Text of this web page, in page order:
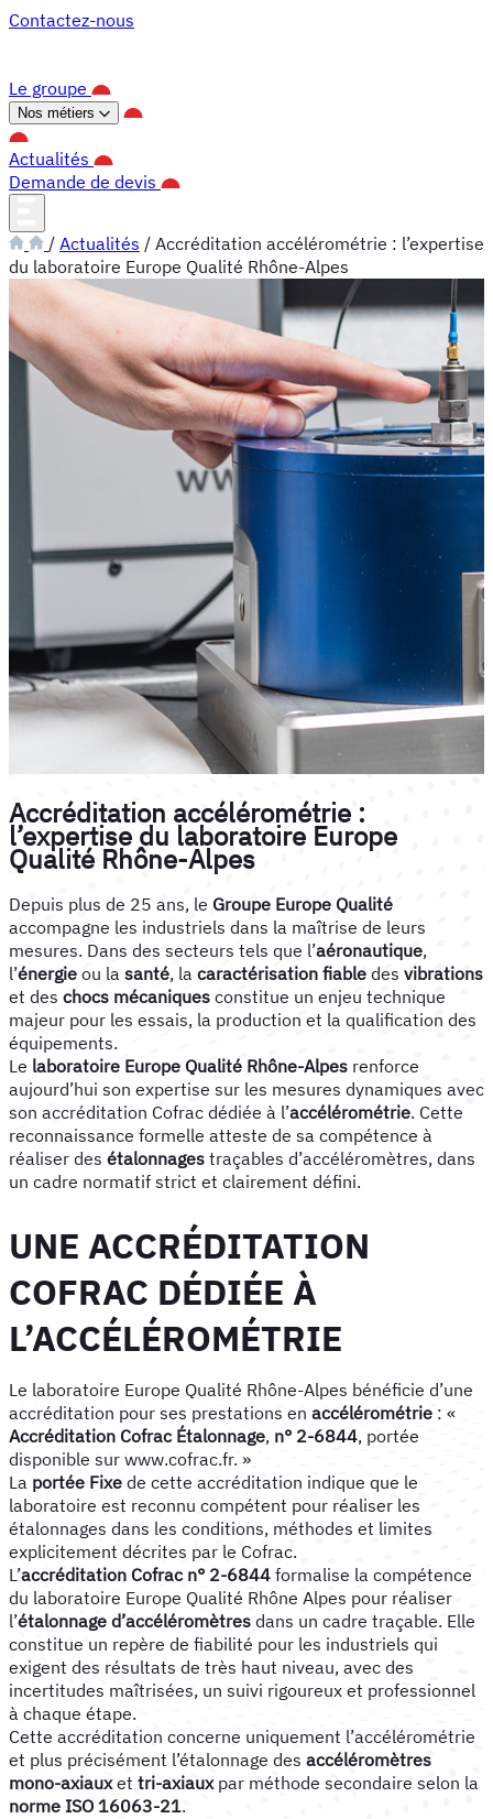
Contactez-nous
Le groupe
Nos métiers
Actualités
Demande de devis
/ Actualités / Accréditation accélérométrie : l’expertise
du laboratoire Europe Qualité Rhône-Alpes
Accréditation accélérométrie :
l’expertise du laboratoire Europe
Qualité Rhône-Alpes
Depuis plus de 25 ans, le Groupe Europe Qualité
accompagne les industriels dans la maîtrise de leurs
mesures. Dans des secteurs tels que l’aéronautique,
l’énergie ou la santé, la caractérisation fiable des vibrations
et des chocs mécaniques constitue un enjeu technique
majeur pour les essais, la production et la qualification des
équipements.
Le laboratoire Europe Qualité Rhône-Alpes renforce
aujourd’hui son expertise sur les mesures dynamiques avec
son accréditation Cofrac dédiée à l’accélérométrie. Cette
reconnaissance formelle atteste de sa compétence à
réaliser des étalonnages traçables d’accéléromètres, dans
un cadre normatif strict et clairement défini.
UNE ACCRÉDITATION
COFRAC DÉDIÉE À
L’ACCÉLÉROMÉTRIE
Le laboratoire Europe Qualité Rhône-Alpes bénéficie d’une
accréditation pour ses prestations en accélérométrie : «
Accréditation Cofrac Étalonnage, n° 2-6844, portée
disponible sur www.cofrac.fr. »
La portée Fixe de cette accréditation indique que le
laboratoire est reconnu compétent pour réaliser les
étalonnages dans les conditions, méthodes et limites
explicitement décrites par le Cofrac.
L’accréditation Cofrac n° 2-6844 formalise la compétence
du laboratoire Europe Qualité Rhône Alpes pour réaliser
l’étalonnage d’accéléromètres dans un cadre traçable. Elle
constitue un repère de fiabilité pour les industriels qui
exigent des résultats de très haut niveau, avec des
incertitudes maîtrisées, un suivi rigoureux et professionnel
à chaque étape.
Cette accréditation concerne uniquement l’accélérométrie
et plus précisément l’étalonnage des accéléromètres
mono-axiauxet tri-axiauxpar méthode secondaire selon la
norme ISO 16063-21.
Panneau de gestion des cookies